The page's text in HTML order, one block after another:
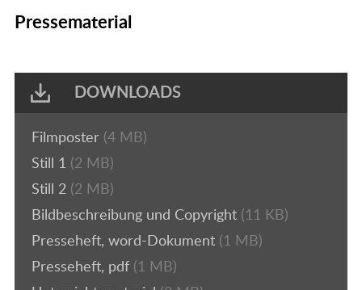
Pressematerial
DOWNLOADS
Filmposter (4 MB)
Still 1 (2 MB)
Still 2 (2 MB)
Bildbeschreibung und Copyright (11 KB)
Presseheft, word-Dokument (1 MB)
Presseheft, pdf (1 MB)